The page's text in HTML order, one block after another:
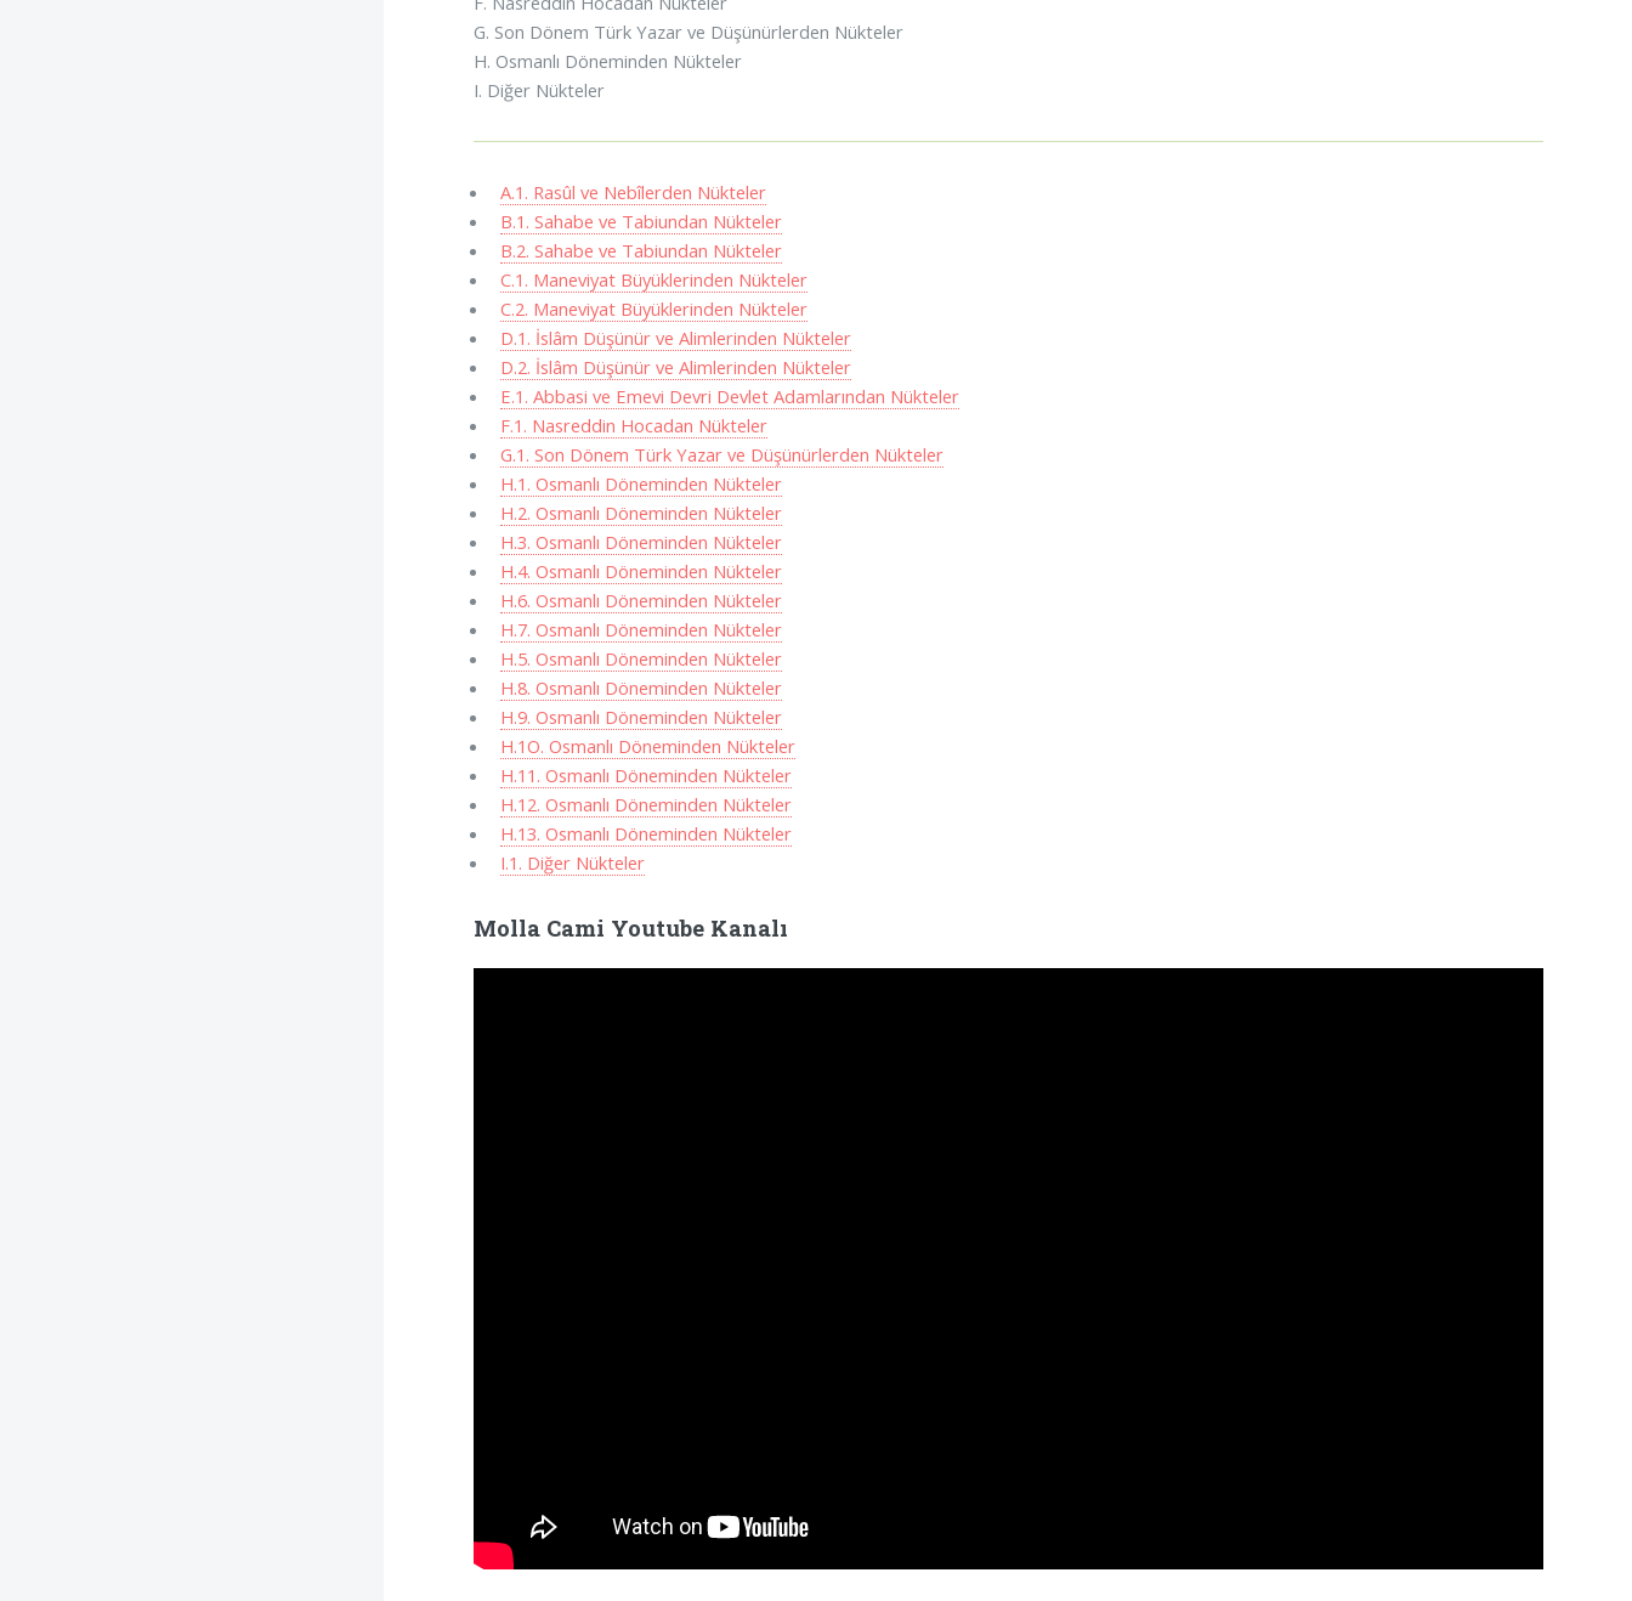
G. Son Dönem Türk Yazar ve Düşünürlerden Nükteler
H. Osmanlı Döneminden Nükteler
I. Diğer Nükteler
A.1. Rasûl ve Nebîlerden Nükteler
B.1. Sahabe ve Tabiundan Nükteler
B.2. Sahabe ve Tabiundan Nükteler
C.1. Maneviyat Büyüklerinden Nükteler
C.2. Maneviyat Büyüklerinden Nükteler
D.1. İslâm Düşünür ve Alimlerinden Nükteler
D.2. İslâm Düşünür ve Alimlerinden Nükteler
E.1. Abbasi ve Emevi Devri Devlet Adamlarından Nükteler
F.1. Nasreddin Hocadan Nükteler
G.1. Son Dönem Türk Yazar ve Düşünürlerden Nükteler
H.1. Osmanlı Döneminden Nükteler
H.2. Osmanlı Döneminden Nükteler
H.3. Osmanlı Döneminden Nükteler
H.4. Osmanlı Döneminden Nükteler
H.6. Osmanlı Döneminden Nükteler
H.7. Osmanlı Döneminden Nükteler
H.5. Osmanlı Döneminden Nükteler
H.8. Osmanlı Döneminden Nükteler
H.9. Osmanlı Döneminden Nükteler
H.1O. Osmanlı Döneminden Nükteler
H.11. Osmanlı Döneminden Nükteler
H.12. Osmanlı Döneminden Nükteler
H.13. Osmanlı Döneminden Nükteler
I.1. Diğer Nükteler
Molla Cami Youtube Kanalı